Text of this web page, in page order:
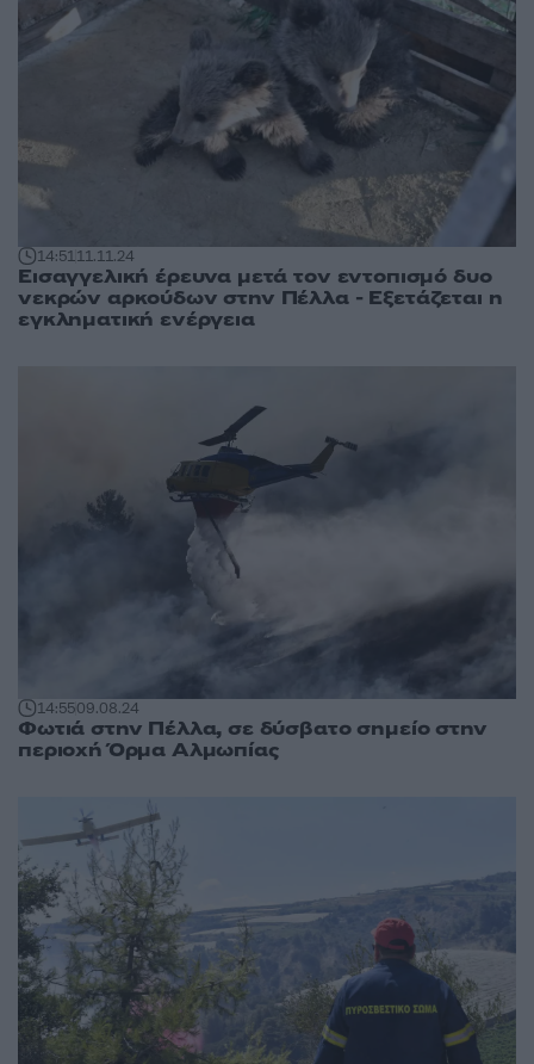
14:5111.11.24
Εισαγγελική έρευνα μετά τον εντοπισμό δυο
νεκρών αρκούδων στην Πέλλα - Εξετάζεται η
εγκληματική ενέργεια
14:5509.08.24
Φωτιά στην Πέλλα, σε δύσβατο σημείο στην
περιοχή Όρμα Αλμωπίας